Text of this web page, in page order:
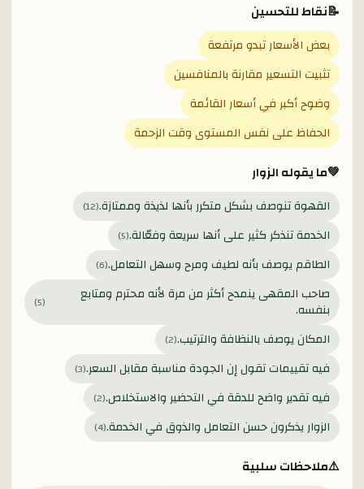
📝نقاط للتحسين
بعض الأسعار تبدو مرتفعة
تثبيت التسعير مقارنة بالمنافسين
وضوح أكبر في أسعار القائمة
الحفاظ على نفس المستوى وقت الزحمة
💚ما يقوله الزوار
القهوة تنوصف بشكل متكرر بأنها لذيذة وممتازة.(
12
)
الخدمة تنذكر كثير على أنها سريعة وفعّالة.(
5
)
الطاقم يوصف بأنه لطيف ومرح وسهل التعامل.(
6
)
صاحب المقهى ينمدح أكثر من مرة لأنه محترم ومتابع
بنفسه. (
5
)
المكان يوصف بالنظافة والترتيب.(
2
)
فيه تقييمات تقول إن الجودة مناسبة مقابل السعر.(
3
)
فيه تقدير واضح للدقة في التحضير والاستخلاص.(
2
)
الزوار يذكرون حسن التعامل والذوق في الخدمة.(
4
)
⚠️ملاحظات سلبية